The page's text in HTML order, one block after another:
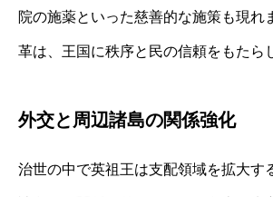
院の施薬といった慈善的な施策も現れ
革は、王国に秩序と民の信頼をもたら
外交と周辺諸島の関係強化
治世の中で英祖王は支配領域を拡大す